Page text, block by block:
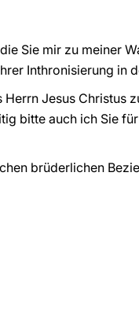
Sie mir zu meiner
Inthronisierung in
Jesus Christus
bitte auch ich Sie
brüderlichen